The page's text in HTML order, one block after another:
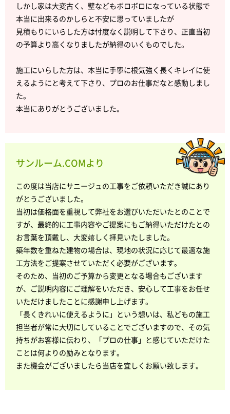
しかし家は大変古く、壁などもボロボロになっている状態で
本当に出来るのかしらと不安に思っていましたが
見積もりにいらした方は忖度なく説明して下さり、正直当初
の予算より高くなりましたが納得のいくものでした。
施工にいらした方は、本当に手寧に根気強く長くキレイに使
えるようにと考えて下さり、プロのお仕事だなと感動しまし
た。
本当にありがとうございました。
サンルーム.COMより
この度は当店にサニージュの工事をご依頼いただき誠にあり
がとうございました。
当初は価格面を重視して弊社をお選びいただいたとのことで
すが、最終的に工事内容やご提案にもご納得いただけたとの
お言葉を頂戴し、大変嬉しく拝見いたしました。
築年数を重ねた建物の場合は、現地の状況に応じて最適な施
工方法をご提案させていただく必要がございます。
そのため、当初のご予算から変更となる場合もございます
が、ご説明内容にご理解をいただき、安心して工事をお任せ
いただけましたことに感謝申し上げます。
「長くきれいに使えるように」という想いは、私どもの施工
担当者が常に大切にしていることでございますので、その気
持ちがお客様に伝わり、「プロの仕事」と感じていただけた
ことは何よりの励みとなります。
また機会がございましたら当店を宜しくお願い致します。